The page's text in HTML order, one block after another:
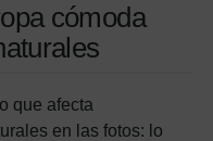
cómoda
que afecta
en las fotos: lo